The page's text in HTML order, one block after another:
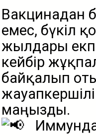
Вакцинадан
емес, бүкіл
жылдары
кейбір
байқалып
маңызды.